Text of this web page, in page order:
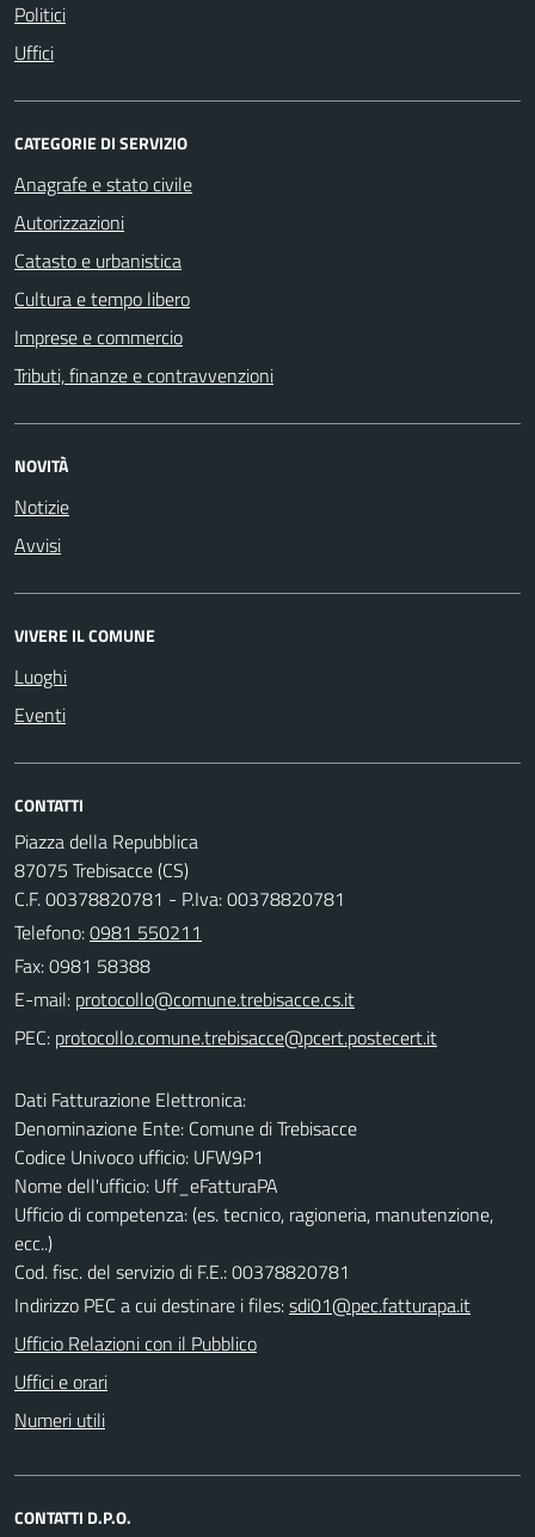
Politici
Uffici
CATEGORIE DI SERVIZIO
Anagrafe e stato civile
Autorizzazioni
Catasto e urbanistica
Cultura e tempo libero
Imprese e commercio
Tributi, finanze e contravvenzioni
NOVITÀ
Notizie
Avvisi
VIVERE IL COMUNE
Luoghi
Eventi
CONTATTI
Piazza della Repubblica
87075 Trebisacce (CS)
C.F. 00378820781 - P.Iva: 00378820781
Telefono:0981 550211
Fax: 0981 58388
E-mail:
PEC:
Dati Fatturazione Elettronica:
Denominazione Ente: Comune di Trebisacce
Codice Univoco ufficio: UFW9P1
Nome dell'ufficio: Uff_eFatturaPA
Ufficio di competenza: (es. tecnico, ragioneria, manutenzione,
ecc..)
Cod. fisc. del servizio di F.E.: 00378820781
Indirizzo PEC a cui destinare i files:sdi01@pec.fatturapa.it
Ufficio Relazioni con il Pubblico
Uffici e orari
Numeri utili
CONTATTI D.P.O.